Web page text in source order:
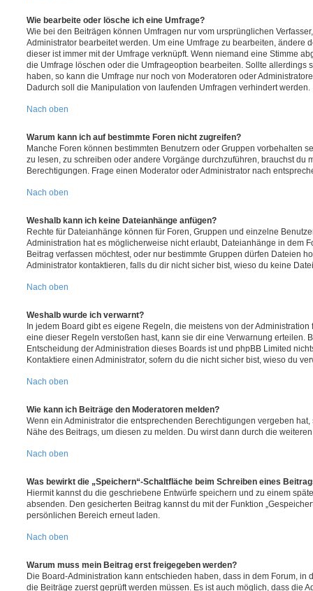
Wie bearbeite oder lösche ich eine Umfrage?
Wie bei den Beiträgen können Umfragen nur vom ursprünglichen
Administrator bearbeitet werden. Um eine Umfrage zu bearbeiten, ändere
dieser ist immer mit der Umfrage verknüpft. Wenn niemand eine Stimme
die Umfrage löschen oder die Umfrageoption bearbeiten. Sollte allerdings
haben, so kann die Umfrage nur noch von Moderatoren oder
Dadurch soll die Manipulation von laufenden Umfragen verhindert werden.
Nach oben
Warum kann ich auf bestimmte Foren nicht zugreifen?
Manche Foren können bestimmten Benutzern oder Gruppen vorbehalten
zu lesen, zu schreiben oder andere Vorgänge durchzuführen, brauchst du
Berechtigungen. Frage einen Moderator oder Administrator nach
Nach oben
Weshalb kann ich keine Dateianhänge anfügen?
Rechte für Dateianhänge können für Foren, Gruppen und einzelne
Administration hat es möglicherweise nicht erlaubt, Dateianhänge in dem
Beitrag verfassen möchtest, oder nur bestimmte Gruppen dürfen Dateien
Administrator kontaktieren, falls du dir nicht sicher bist, wieso du keine
Nach oben
Weshalb wurde ich verwarnt?
In jedem Board gibt es eigene Regeln, die meistens von der
eine dieser Regeln verstoßen hast, kann sie dir eine Verwarnung erteilen.
Entscheidung der Administration dieses Boards ist und phpBB Limited
Kontaktiere einen Administrator, sofern du die nicht sicher bist, wieso du
Nach oben
Wie kann ich Beiträge den Moderatoren melden?
Wenn ein Administrator die entsprechenden Berechtigungen vergeben
Nähe des Beitrags, um diesen zu melden. Du wirst dann durch die
Nach oben
Was bewirkt die „Speichern“-Schaltfläche beim Schreiben eines
Hiermit kannst du die geschriebene Entwürfe speichern und zu einem
absenden. Den gesicherten Beitrag kannst du mit der Funktion
persönlichen Bereich erneut laden.
Nach oben
Warum muss mein Beitrag erst freigegeben werden?
Die Board-Administration kann entschieden haben, dass in dem Forum, in
die Beiträge zuerst geprüft werden müssen. Es ist auch möglich, dass die